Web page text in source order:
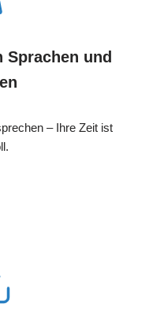
Sprachen und
– Ihre Zeit ist